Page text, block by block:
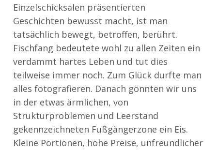
Einzelschicksalen präsentierten
Geschichten bewusst macht, ist man
tatsächlich bewegt, betroffen, berührt.
Fischfang bedeutete wohl zu allen Zeiten ein
verdammt hartes Leben und tut dies
teilweise immer noch. Zum Glück durfte man
alles fotografieren. Danach gönnten wir uns
in der etwas ärmlichen, von
Strukturproblemen und Leerstand
gekennzeichneten Fußgängerzone ein Eis.
Kleine Portionen, hohe Preise, unfreundlicher